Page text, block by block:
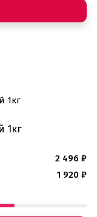
1кг
2 496 ₽
1 920 ₽